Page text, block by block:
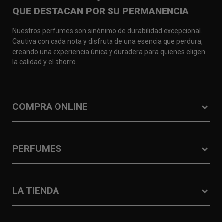
QUE DESTACAN POR SU PERMANENCIA
Nuestros perfumes son sinónimo de durabilidad excepcional.
Cautiva con cada nota y disfruta de una esencia que perdura,
creando una experiencia única y duradera para quienes eligen
la calidad y el ahorro.
COMPRA ONLINE
PERFUMES
LA TIENDA